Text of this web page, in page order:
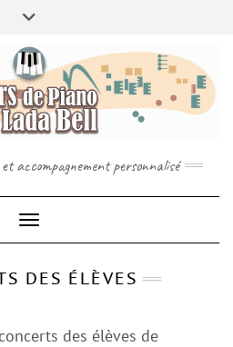
À PROPOS
COURS DE PIANO
SPOTIFY
YOUTUBE
INSTAGRAM
accompagnement personnalisé
Toggle Navigation
DES ÉLÈVES
des élèves de